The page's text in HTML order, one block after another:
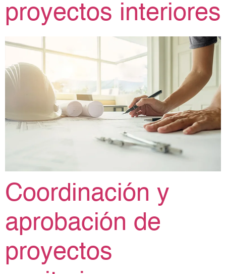
proyectos interiores
Coordinación y
aprobación de
proyectos